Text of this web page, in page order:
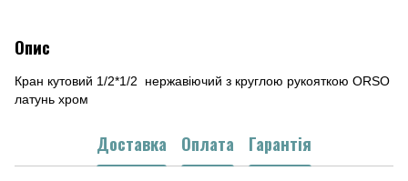
Опис
Кран кутовий 1/2*1/2 нержавіючий з круглою рукояткою ORSO
латунь хром
Доставка Оплата Гарантія